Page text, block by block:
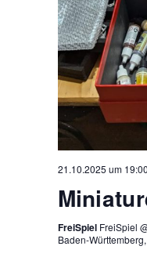
21.10.2025 um 19:00
FreiSpiel FreiSpiel
Baden-